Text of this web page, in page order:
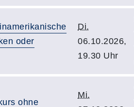
oder
Di.
06.10.2026,
19.30 Uhr
ohne
Mi.